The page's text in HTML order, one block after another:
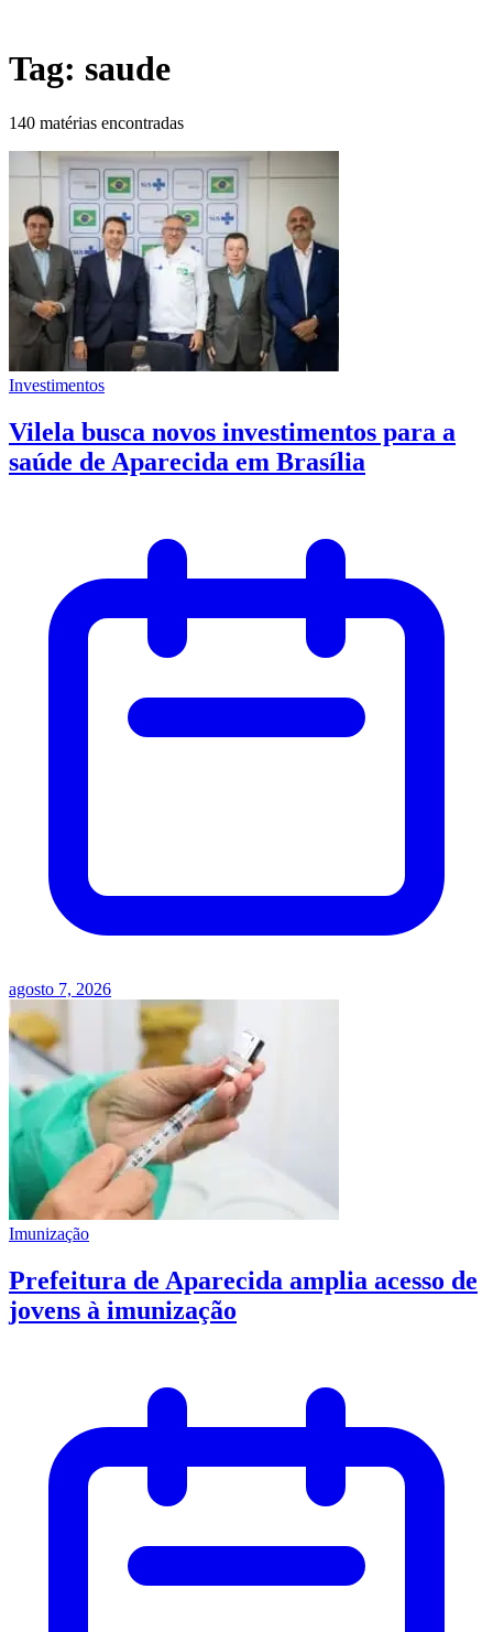
Tag: saude
140 matérias encontradas
Investimentos
Vilela busca novos investimentos para a
saúde de Aparecida em Brasília
agosto 7, 2026
Imunização
Prefeitura de Aparecida amplia acesso de
jovens à imunização